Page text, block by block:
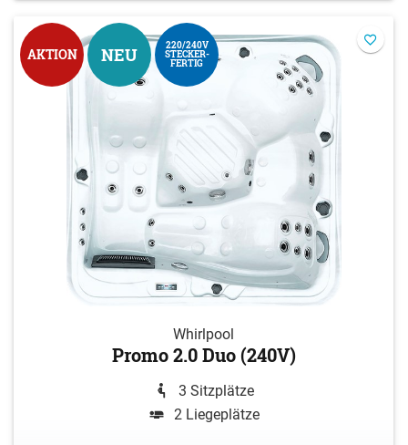
AKTION NEU 220/240V
STECKER-
FERTIG
Whirlpool
Promo 2.0 Duo (240V)
3 Sitzplätze
2 Liegeplätze